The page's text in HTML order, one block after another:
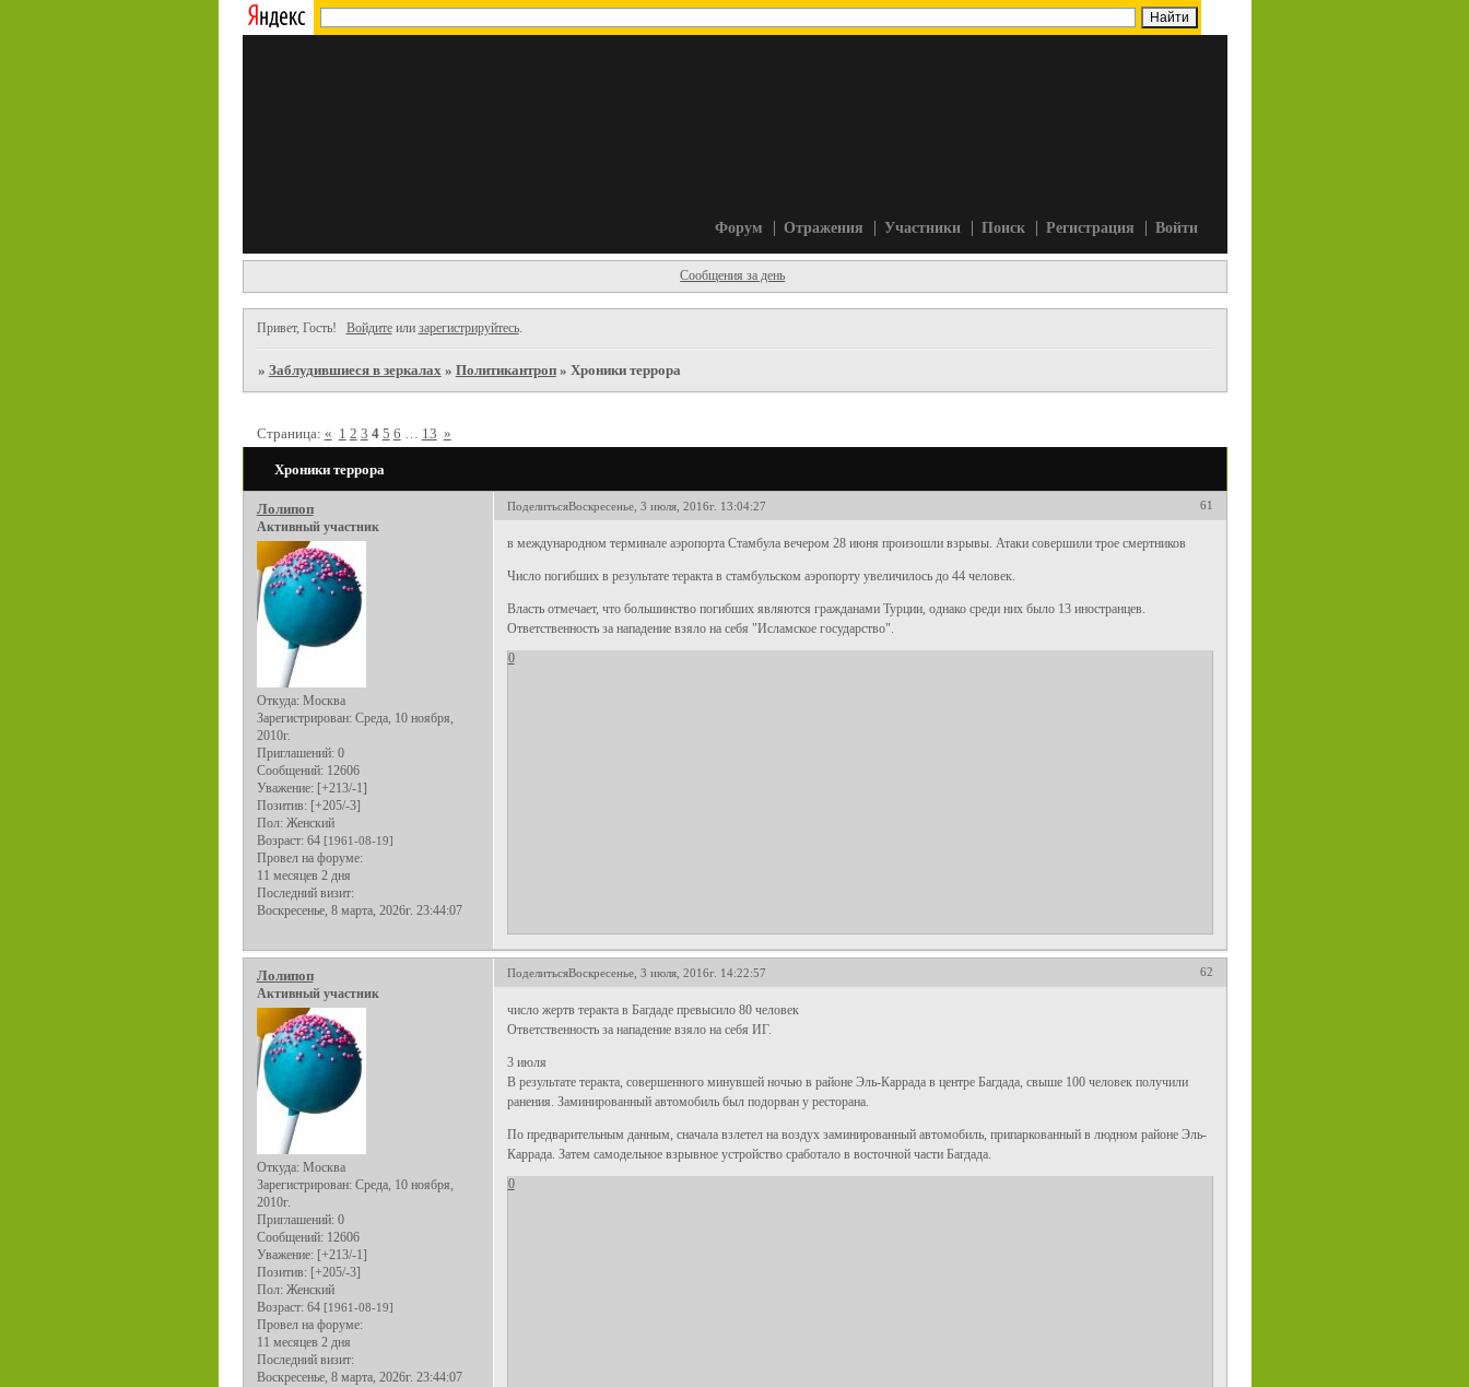
Форум Отражения Участники Поиск Регистрация Войти
Сообщения за день
Привет, Гость! Войдитеили зарегистрируйтесь.
» Заблудившиеся в зеркалах » Политикантроп » Хроники террора
Хроники террора
Страница: « 1 2 3 4 5 6 … 13 »
Поделиться 61
Воскресенье, 3 июля, 2016г. 13:04:27
Лолипоп
Активный участник
Откуда: Москва
Зарегистрирован: Среда, 10 ноября,
2010г.
Приглашений: 0
Сообщений: 12606
Уважение: [+213/-1]
Позитив: [+205/-3]
Пол: Женский
Возраст: 64 [1961-08-19]
Провел на форуме:
11 месяцев 2 дня
Последний визит:
Воскресенье, 8 марта, 2026г. 23:44:07
в международном терминале аэропорта Стамбула вечером 28 июня произошли взрывы. Атаки совершили трое смертников
Число погибших в результате теракта в стамбульском аэропорту увеличилось до 44 человек.
Власть отмечает, что большинство погибших являются гражданами Турции, однако среди них было 13 иностранцев.
Ответственность за нападение взяло на себя "Исламское государство".
0
Поделиться 62
Воскресенье, 3 июля, 2016г. 14:22:57
Лолипоп
Активный участник
Откуда:Москва
Зарегистрирован: Среда, 10 ноября,
2010г.
Приглашений:0
Сообщений:12606
Уважение: [+213/-1]
Позитив: [+205/-3]
Пол:Женский
Возраст:64 [1961-08-19]
Провел на форуме:
11 месяцев 2 дня
Последний визит:
Воскресенье, 8 марта, 2026г. 23:44:07
число жертв теракта в Багдаде превысило 80 человек
Ответственность за нападение взяло на себя ИГ.
3 июля
В результате теракта, совершенного минувшей ночью в районе Эль-Каррада в центре Багдада, свыше 100 человек получили
ранения. Заминированный автомобиль был подорван у ресторана.
По предварительным данным, сначала взлетел на воздух заминированный автомобиль, припаркованный в людном районе Эль-
Каррада. Затем самодельное взрывное устройство сработало в восточной части Багдада.
0